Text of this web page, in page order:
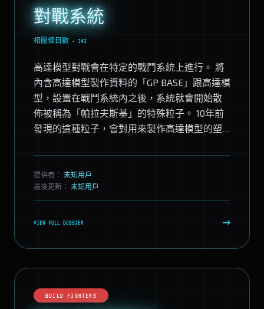
對戰系統
相關條目數 • 343
高達模型對戰會在特定的戰鬥系統上進行。 將
內含高達模型製作資料的「GP BASE」跟高達模
型，設置在戰鬥系統內之後，系統就會開始散
佈被稱為「帕拉夫斯基」的特殊粒子。 10年前
發現的這種粒子，會對用來製作高達模型的塑
作。此...
提供者： 未知用戶
最後更新： 未知用戶
VIEW FULL DOSSIER →
BUILD FIGHTERS